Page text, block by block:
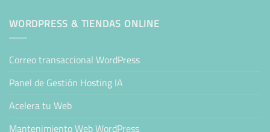
WORDPRESS & TIENDAS ONLINE
Correo transaccional WordPress
Panel de Gestión Hosting IA
Acelera tu Web